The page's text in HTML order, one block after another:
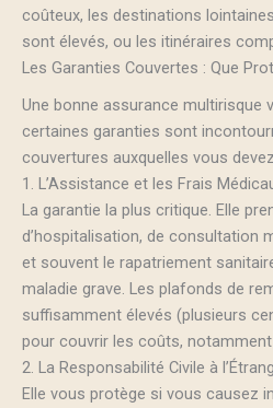
coûteux, les destinations
sont élevés, ou les itinéraires
Les Garanties Couvertes : Que
Une bonne assurance multirisque
certaines garanties sont
couvertures auxquelles vous
1. L’Assistance et les Frais
La garantie la plus critique. Elle
d’hospitalisation, de consultation
et souvent le rapatriement
maladie grave. Les plafonds de
suffisamment élevés (plusieurs
pour couvrir les coûts,
2. La Responsabilité Civile à
Elle vous protège si vous causez